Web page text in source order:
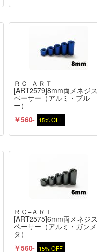
ＲＣ−ＡＲＴ
[ART2579]8mm両メネジス
ペーサー（アルミ・ブル
ー）
￥560- 15% OFF
ＲＣ−ＡＲＴ
[ART2575]6mm両メネジス
ペーサー（アルミ・ガンメ
タ）
￥560- 15% OFF